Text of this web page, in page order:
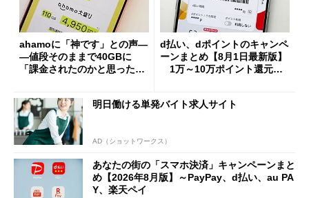
ahamoに「神です」との声―
―値段そのままで40GBに
「課金されたのかと思った」
d払い、dポイントのキャンペ
ーンまとめ【8月1日最新版】
1万～10万ポイント還元の
明日働ける単発バイト求人サイト
AD（ショットワークス）
あなたの街の「スマホ決済」キャンペーンまと
め【2026年8月版】～PayPay、d払い、au PA
Y、楽天ペイ